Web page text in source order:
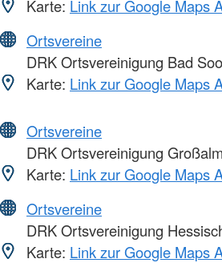
Karte: Link zur Google Maps
Ortsvereine
DRK Ortsvereinigung Bad
Karte: Link zur Google Maps
Ortsvereine
DRK Ortsvereinigung
Karte: Link zur Google Maps
Ortsvereine
DRK Ortsvereinigung
Karte: Link zur Google Maps